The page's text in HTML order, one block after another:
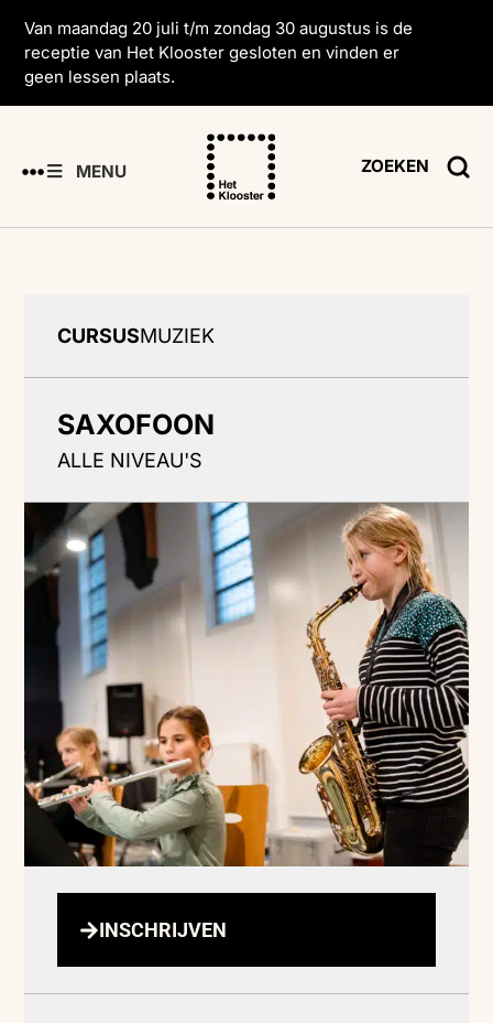
Van maandag 20 juli t/m zondag 30 augustus is de
receptie van Het Klooster gesloten en vinden er
geen lessen plaats.
MENU ZOEKEN
CURSUSMUZIEK
SAXOFOON
ALLE NIVEAU'S
INSCHRIJVEN